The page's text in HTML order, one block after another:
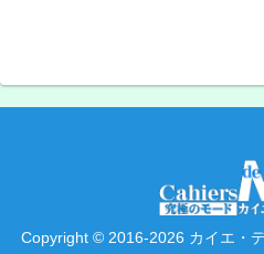
Copyright © 2016-2026 カイエ・